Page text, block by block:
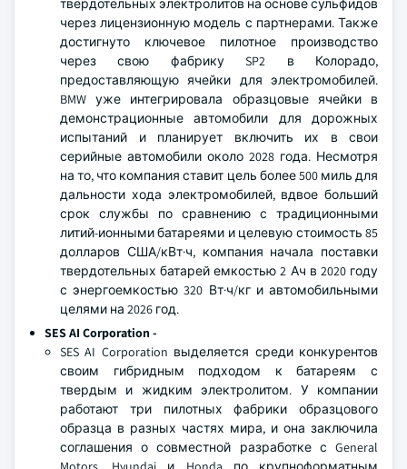
твердотельных электролитов на основе сульфидов
через лицензионную модель с партнерами. Также
достигнуто ключевое пилотное производство
через свою фабрику SP2 в Колорадо,
предоставляющую ячейки для электромобилей.
BMW уже интегрировала образцовые ячейки в
демонстрационные автомобили для дорожных
испытаний и планирует включить их в свои
серийные автомобили около 2028 года. Несмотря
на то, что компания ставит цель более 500 миль для
дальности хода электромобилей, вдвое больший
срок службы по сравнению с традиционными
литий-ионными батареями и целевую стоимость 85
долларов США/кВт·ч, компания начала поставки
твердотельных батарей емкостью 2 Ач в 2020 году
с энергоемкостью 320 Вт·ч/кг и автомобильными
целями на 2026 год.
SES AI Corporation -
SES AI Corporation выделяется среди конкурентов
своим гибридным подходом к батареям с
твердым и жидким электролитом. У компании
работают три пилотных фабрики образцового
образца в разных частях мира, и она заключила
соглашения о совместной разработке с General